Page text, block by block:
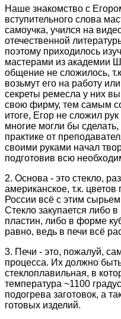
Наше знакомство с
вступительного слова
самоучка, учился на
отечественной
поэтому приходилось
мастерами из академии
общение не сложилось,
возьмут его на работу
секреты ремесла у них
свою фирму, тем самым
итоге, Егор не сложил
многие могли бы
практике от
своими руками начал
подготовив всю
2. Основа - это стекло,
американское, т.к.
России всё с этим
Стекло закупается либо
пластин, либо в форме
равно, ведь в печи всё
3. Печи - это, пожалуй,
процесса. Их должно
стеклоплавильная, в
температура ~1100
подогрева заготовок, а
готовых изделий.